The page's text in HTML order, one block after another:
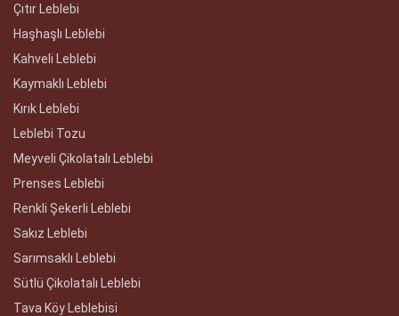
Çıtır Leblebi
Haşhaşlı Leblebi
Kahveli Leblebi
Kaymaklı Leblebi
Kırık Leblebi
Leblebi Tozu
Meyveli Çikolatalı Leblebi
Prenses Leblebi
Renkli Şekerli Leblebi
Sakız Leblebi
Sarımsaklı Leblebi
Sütlü Çikolatalı Leblebi
Tava Köy Leblebisi